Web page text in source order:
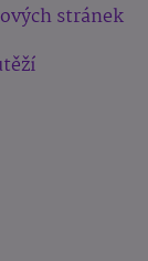
stránek